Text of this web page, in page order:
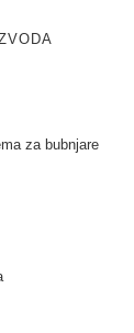
za bubnjare